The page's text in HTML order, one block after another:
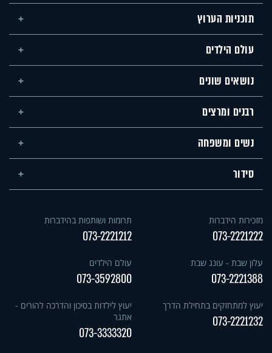
תוכניות הערוץ
עולם הילדים
נושאים שונים
רבנים ומרצים
נשים ומשפחה
סידור
מזכירות הידברות
073-2221222
תרומות ושותפות בהידברות
073-2221212
עלון שבת - עונג שבת
073-2221388
עולם הילדים
073-3592800
יעוץ למתחזקים בתחילת הדרך
073-2221232
יעוץ לילדות בסיכון והדרכה להורים -
אתגר
073-3333320